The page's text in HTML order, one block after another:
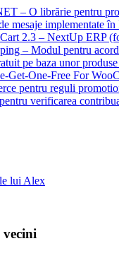
– O librărie pentru
mesaje implementate
2.3 – NextUp ERP
– Modul pentru
pe baza unor produse
Get-One-Free For
pentru reguli
verificarea
lui Alex